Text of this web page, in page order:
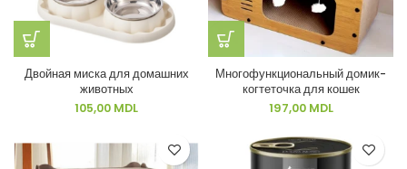
Двойная миска для домашних
животных
105,00 MDL
Многофункциональный домик-
когтеточка для кошек
197,00 MDL